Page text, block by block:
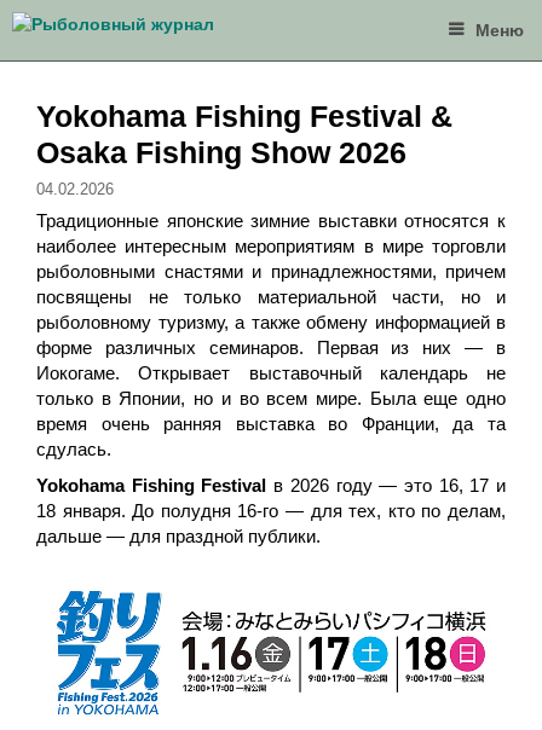
Перейти
содержимому
Меню
Yokohama Fishing Festival &
Osaka Fishing Show 2026
04.02.2026
Традиционные японские зимние выставки относятся к
наиболее интересным мероприятиям в мире торговли
рыболовными снастями и принадлежностями, причем
посвящены не только материальной части, но и
рыболовному туризму, а также обмену информацией в
форме различных семинаров. Первая из них — в
Иокогаме. Открывает выставочный календарь не
только в Японии, но и во всем мире. Была еще одно
время очень ранняя выставка во Франции, да та
сдулась.
Yokohama Fishing Festival в 2026 году — это 16, 17 и
18 января. До полудня 16-го — для тех, кто по делам,
дальше — для праздной публики.